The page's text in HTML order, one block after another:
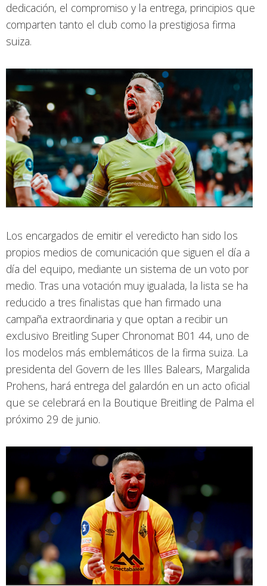
dedicación, el compromiso y la entrega, principios que
comparten tanto el club como la prestigiosa firma
suiza.
Los encargados de emitir el veredicto han sido los
propios medios de comunicación que siguen el día a
día del equipo, mediante un sistema de un voto por
medio. Tras una votación muy igualada, la lista se ha
reducido a tres finalistas que han firmado una
campaña extraordinaria y que optan a recibir un
exclusivo Breitling Super Chronomat B01 44, uno de
los modelos más emblemáticos de la firma suiza. La
presidenta del Govern de les Illes Balears, Margalida
Prohens, hará entrega del galardón en un acto oficial
que se celebrará en la Boutique Breitling de Palma el
próximo 29 de junio.